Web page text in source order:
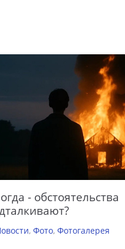
- обстоятельства
, Фото, Фотогалерея